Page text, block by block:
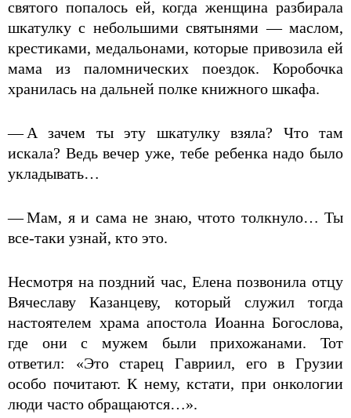
святого попалось ей, когда женщина разбирала
шкатулку с небольшими святынями — маслом,
крестиками, медальонами, которые привозила ей
мама из паломнических поездок. Коробочка
хранилась на дальней полке книжного шкафа.
— А зачем ты эту шкатулку взяла? Что там
искала? Ведь вечер уже, тебе ребенка надо было
укладывать…
— Мам, я и сама не знаю, что­то толкнуло… Ты
все-­таки узнай, кто это.
Несмотря на поздний час, Елена позвонила отцу
Вячеславу Казанцеву, который служил тогда
настоятелем храма апостола Иоанна Богослова,
где они с мужем были прихожанами. Тот
ответил: «Это старец Гавриил, его в Грузии
особо почитают. К нему, кстати, при онкологии
люди часто обращаются…».